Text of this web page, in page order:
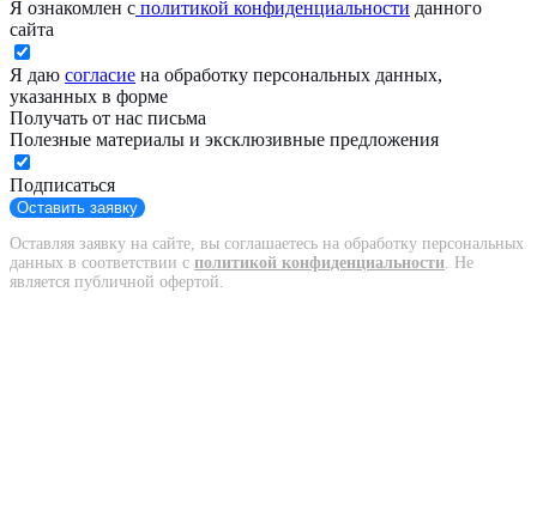
Я ознакомлен с политикой конфиденциальности данного
сайта
Я даю согласие на обработку персональных данных,
указанных в форме
Получать от нас письма
Полезные материалы и эксклюзивные предложения
Подписаться
Оставить заявку
Оставляя заявку на сайте, вы соглашаетесь на обработку персональных
данных в соответствии с политикой конфиденциальности. Не
является публичной офертой.